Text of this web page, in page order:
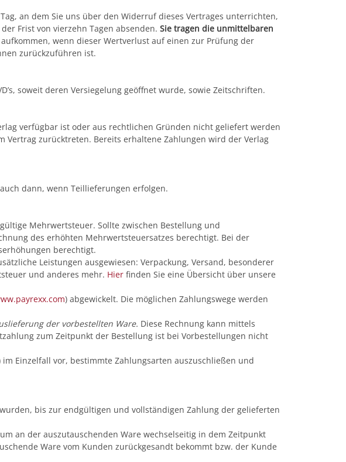
an dem Sie uns über den Widerruf dieses Vertrages unterrichten,
Frist von vierzehn Tagen absenden. Sie tragen die unmittelbaren
wenn dieser Wertverlust auf einen zur Prüfung der
zurückzuführen ist.
soweit deren Versiegelung geöffnet wurde, sowie Zeitschriften.
verfügbar ist oder aus rechtlichen Gründen nicht geliefert werden
zurücktreten. Bereits erhaltene Zahlungen wird der Verlag
dann, wenn Teillieferungen erfolgen.
Mehrwertsteuer. Sollte zwischen Bestellung und
des erhöhten Mehrwertsteuersatzes berechtigt. Bei der
berechtigt.
Leistungen ausgewiesen: Verpackung, Versand, besonderer
und anderes mehr. Hierfinden Sie eine Übersicht über unsere
) abgewickelt. Die möglichen Zahlungswege werden
der vorbestellten Ware. Diese Rechnung kann mittels
zum Zeitpunkt der Bestellung ist bei Vorbestellungen nicht
Einzelfall vor, bestimmte Zahlungsarten auszuschließen und
bis zur endgültigen und vollständigen Zahlung der gelieferten
an der auszutauschenden Ware wechselseitig in dem Zeitpunkt
Ware vom Kunden zurückgesandt bekommt bzw. der Kunde